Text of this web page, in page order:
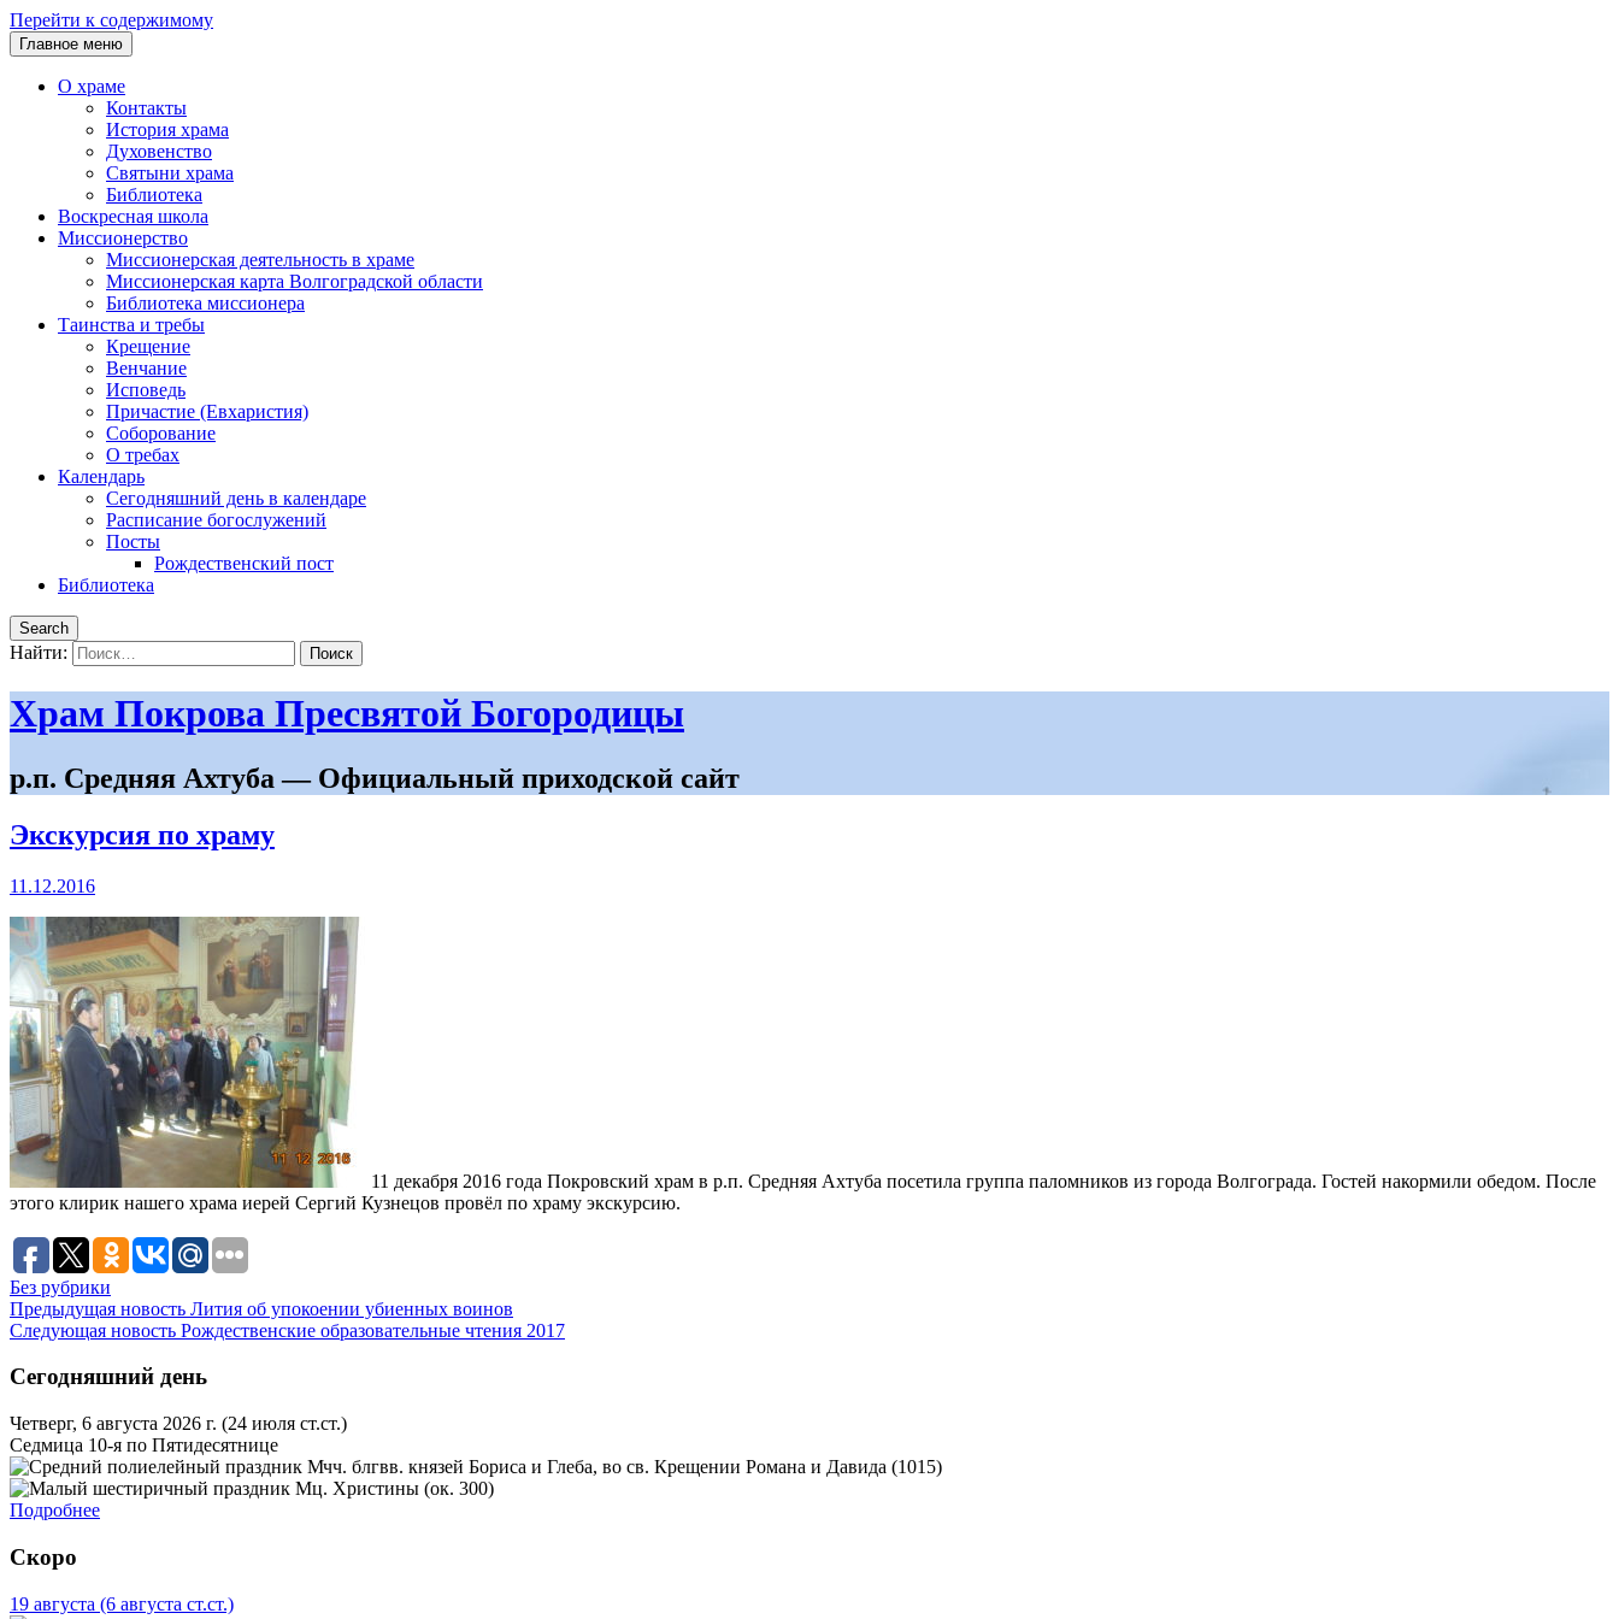
Перейти к содержимому
Главное меню
О храме
Контакты
История храма
Духовенство
Святыни храма
Библиотека
Воскресная школа
Миссионерство
Миссионерская деятельность в храме
Миссионерская карта Волгоградской области
Библиотека миссионера
Таинства и требы
Крещение
Венчание
Исповедь
Причастие (Евхаристия)
Соборование
О требах
Календарь
Сегодняшний день в календаре
Расписание богослужений
Посты
Рождественский пост
Библиотека
Search
Найти:
Храм Покрова Пресвятой Богородицы
р.п. Средняя Ахтуба — Официальный приходской сайт
Экскурсия по храму
11.12.2016
11 декабря 2016 года Покровский храм в р.п. Средняя Ахтуба посетила группа паломников из города Волгограда. Гостей накормили обедом. После
этого клирик нашего храма иерей Сергий Кузнецов провёл по храму экскурсию.
Без рубрики
Предыдущая новость Лития об упокоении убиенных воинов
Следующая новость Рождественские образовательные чтения 2017
Сегодняшний день
Четверг, 6 августа 2026 г. (24 июля ст.ст.)
Седмица 10-я по Пятидесятнице
Мчч. блгвв. князей Бориса и Глеба, во св. Крещении Романа и Давида (1015)
Мц. Христины (ок. 300)
Подробнее
Скоро
19 августа (6 августа ст.ст.)